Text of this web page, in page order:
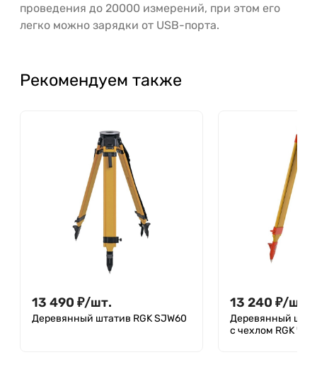
проведения до 20000 измерений, при этом его
легко можно зарядки от USB-порта.
Рекомендуем также
13 490 ₽/шт.
Деревянный штатив RGK SJW60
13 240 ₽/шт.
Деревянный
с чехлом RGK ЧЭ-